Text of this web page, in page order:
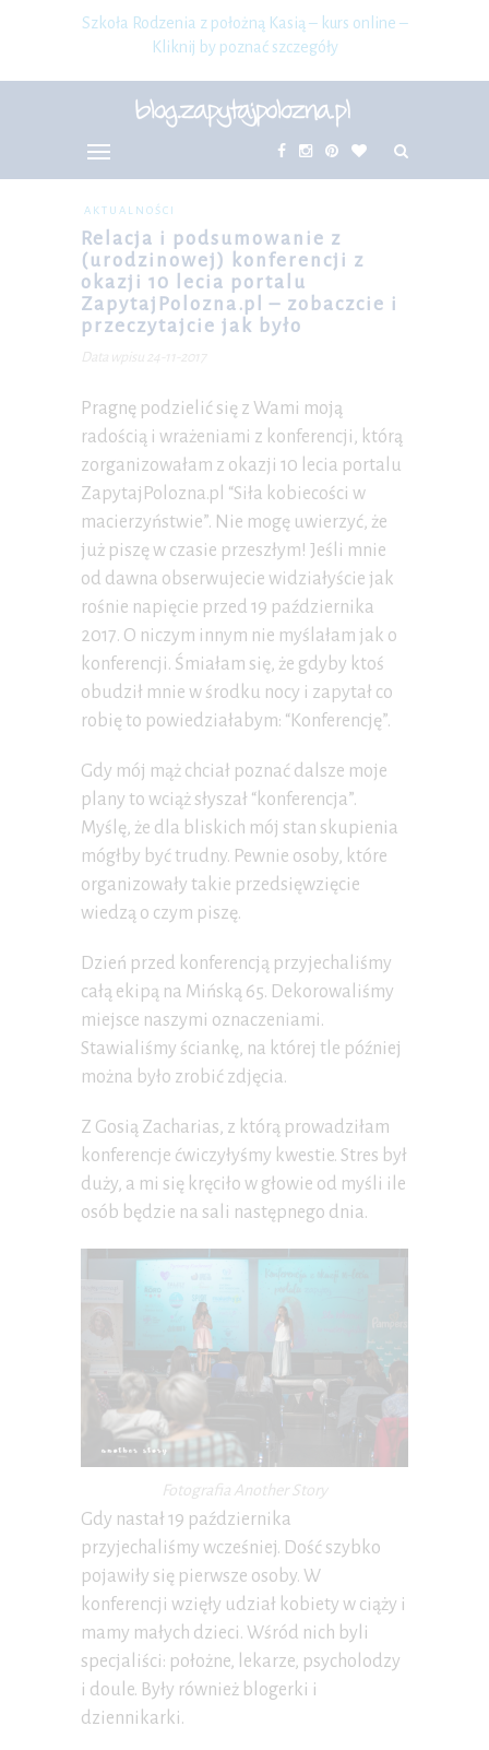
Szkoła Rodzenia z położną Kasią – kurs online –
Kliknij by poznać szczegóły
AKTUALNOŚCI
Relacja i podsumowanie z
(urodzinowej) konferencji z
okazji 10 lecia portalu
ZapytajPolozna.pl – zobaczcie i
przeczytajcie jak było
Data wpisu 24-11-2017
Pragnę podzielić się z Wami moją
radością i wrażeniami z konferencji, którą
zorganizowałam z okazji 10 lecia portalu
ZapytajPolozna.pl “Siła kobiecości w
macierzyństwie”. Nie mogę uwierzyć, że
już piszę w czasie przeszłym! Jeśli mnie
od dawna obserwujecie widziałyście jak
rośnie napięcie przed 19 października
2017. O niczym innym nie myślałam jak o
konferencji. Śmiałam się, że gdyby ktoś
obudził mnie w środku nocy i zapytał co
robię to powiedziałabym: “Konferencję”.
Gdy mój mąż chciał poznać dalsze moje
plany to wciąż słyszał “konferencja”.
Myślę, że dla bliskich mój stan skupienia
mógłby być trudny. Pewnie osoby, które
organizowały takie przedsięwzięcie
wiedzą o czym piszę.
Dzień przed konferencją przyjechaliśmy
całą ekipą na Mińską 65. Dekorowaliśmy
miejsce naszymi oznaczeniami.
Stawialiśmy ściankę, na której tle później
można było zrobić zdjęcia.
Z Gosią Zacharias, z którą prowadziłam
konferencje ćwiczyłyśmy kwestie. Stres był
duży, a mi się kręciło w głowie od myśli ile
osób będzie na sali następnego dnia.
Fotografia Another Story
Gdy nastał 19 października
przyjechaliśmy wcześniej. Dość szybko
pojawiły się pierwsze osoby. W
konferencji wzięły udział kobiety w ciąży i
mamy małych dzieci. Wśród nich byli
specjaliści: położne, lekarze, psycholodzy
i doule. Były również blogerki i
dziennikarki.